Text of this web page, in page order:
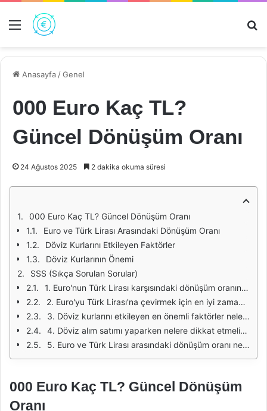
Menü
Anasayfa /Genel
000 Euro Kaç TL?
Güncel Dönüşüm Oranı
24 Ağustos 2025 2 dakika okuma süresi
000 Euro Kaç TL? Güncel Dönüşüm Oranı
Euro ve Türk Lirası Arasındaki Dönüşüm Oranı
Döviz Kurlarını Etkileyen Faktörler
Döviz Kurlarının Önemi
SSS (Sıkça Sorulan Sorular)
1. Euro'nun Türk Lirası karşısındaki dönüşüm oranını nereden öğrenebilirim?
2. Euro'yu Türk Lirası'na çevirmek için en iyi zaman nedir?
3. Döviz kurlarını etkileyen en önemli faktörler nelerdir?
4. Döviz alım satımı yaparken nelere dikkat etmeliyim?
5. Euro ve Türk Lirası arasındaki dönüşüm oranı neden sürekli değişiyor?
000 Euro Kaç TL? Güncel Dönüşüm
Oranı